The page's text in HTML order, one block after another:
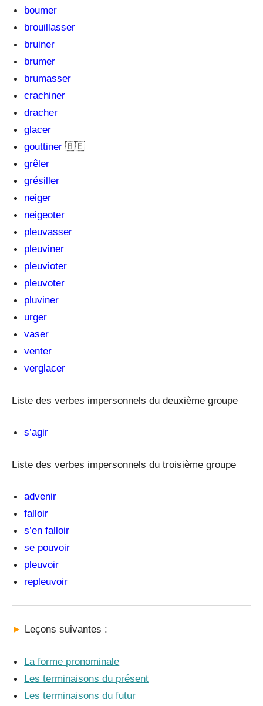
boumer
brouillasser
bruiner
brumer
brumasser
crachiner
dracher
glacer
gouttiner🇧🇪
grêler
grésiller
neiger
neigeoter
pleuvasser
pleuviner
pleuvioter
pleuvoter
pluviner
urger
vaser
venter
verglacer
Liste des verbes impersonnels du deuxième groupe
s’agir
Liste des verbes impersonnels du troisième groupe
advenir
falloir
s’en falloir
se pouvoir
pleuvoir
repleuvoir
► Leçons suivantes :
La forme pronominale
Les terminaisons du présent
Les terminaisons du futur